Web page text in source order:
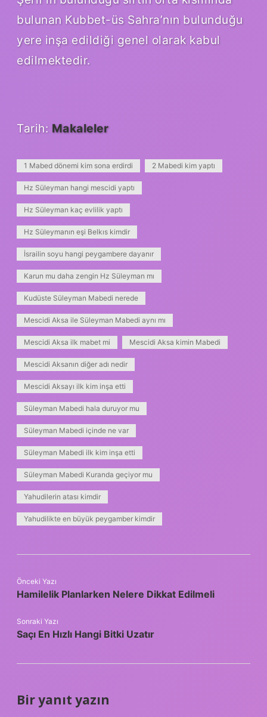
bulunan Kubbet-üs Sahra’nın bulunduğu
yere inşa edildiği genel olarak kabul
edilmektedir.
Tarih: Makaleler
1 Mabed dönemi kim sona erdirdi 2 Mabedi kim yaptı
Hz Süleyman hangi mescidi yaptı
Hz Süleyman kaç evlilik yaptı
Hz Süleymanın eşi Belkıs kimdir
İsrailin soyu hangi peygambere dayanır
Karun mu daha zengin Hz Süleyman mı
Kudüste Süleyman Mabedi nerede
Mescidi Aksa ile Süleyman Mabedi aynı mı
Mescidi Aksa ilk mabet mi Mescidi Aksa kimin Mabedi
Mescidi Aksanın diğer adı nedir
Mescidi Aksayı ilk kim inşa etti
Süleyman Mabedi hala duruyor mu
Süleyman Mabedi içinde ne var
Süleyman Mabedi ilk kim inşa etti
Süleyman Mabedi Kuranda geçiyor mu
Yahudilerin atası kimdir
Yahudilikte en büyük peygamber kimdir
Önceki Yazı
Hamilelik Planlarken Nelere Dikkat Edilmeli
Sonraki Yazı
Saçı En Hızlı Hangi Bitki Uzatır
Bir yanıt yazın